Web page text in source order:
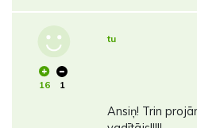
16 1
tu
Ansiņ! Trin